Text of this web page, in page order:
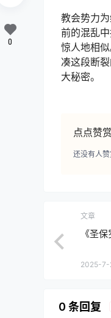
教会势力
前的混乱
惊人地相
凑这段断
大秘密。
点点赞
还没有人赞
0
文章
《圣
2025-
0 条回复